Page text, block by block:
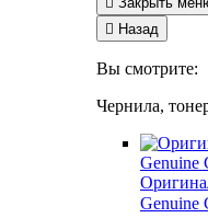
 Назад
Вы смотрите:
Чернила,
Genuine
Genuine